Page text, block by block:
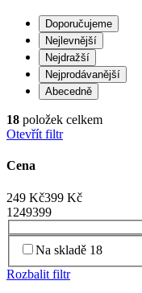
Doporučujeme
Nejlevnější
Nejdražší
Nejprodávanější
Abecedně
18 položek celkem
Otevřít filtr
Cena
249 Kč399 Kč
1 249399
Na skladě 18
Rozbalit filtr